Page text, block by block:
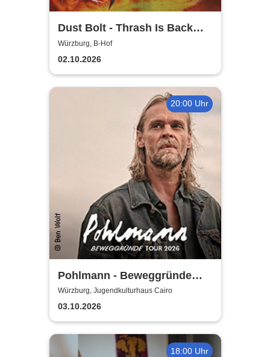
Dust Bolt - Thrash Is Back
Tour 2026
Würzburg, B-Hof
02.10.2026
20:00 Uhr
Pohlmann - Beweggründe
Tour 2026
Würzburg, Jugendkulturhaus Cairo
03.10.2026
18:00 Uhr